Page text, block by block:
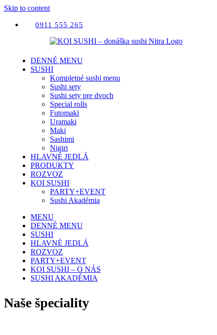
Skip to content
0911 555 265
DENNÉ MENU
SUSHI
Kompletné sushi menu
Sushi sety
Sushi sety pre dvoch
Special rolls
Futomaki
Uramaki
Maki
Sashimi
Nigiri
HLAVNÉ JEDLÁ
PRODUKTY
ROZVOZ
KOI SUSHI
PARTY+EVENT
Sushi Akadémia
MENU
DENNÉ MENU
SUSHI
HLAVNÉ JEDLÁ
ROZVOZ
PARTY+EVENT
KOI SUSHI – O NÁS
SUSHI AKADÉMIA
Naše špeciality